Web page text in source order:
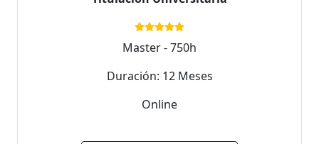
Master - 750h
Duración: 12 Meses
Online